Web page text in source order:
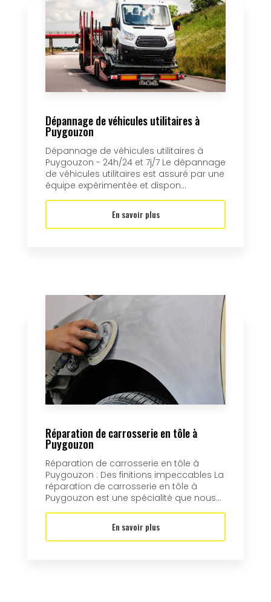
Dépannage de véhicules utilitaires à
Puygouzon
Dépannage de véhicules utilitaires à
Puygouzon - 24h/24 et 7j/7 Le dépannage
de véhicules utilitaires est assuré par une
équipe expérimentée et dispon...
En savoir plus
Réparation de carrosserie en tôle à
Puygouzon
Réparation de carrosserie en tôle à
Puygouzon : Des finitions impeccables La
réparation de carrosserie en tôle à
Puygouzon est une spécialité que nous...
En savoir plus